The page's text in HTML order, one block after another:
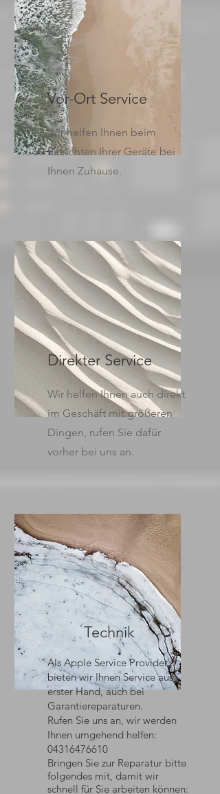
Vor-Ort Service
Wir helfen Ihnen beim
Einrichten Ihrer Geräte bei
Ihnen Zuhause.
Direkter Service
Wir helfen Ihnen auch direkt
im Geschäft mit größeren
Dingen, rufen Sie dafür
vorher bei uns an.
Technik
​Als Apple Service Provider
bieten wir Ihnen Service aus
erster Hand,auch bei
Garantiereparaturen.
Rufen Sie uns an, wir werden
Ihnen umgehend helfen:
04316476610
Bringen Sie zur Reparatur bitte
folgendes mit, damit wir
schnell für Sie arbeiten können: